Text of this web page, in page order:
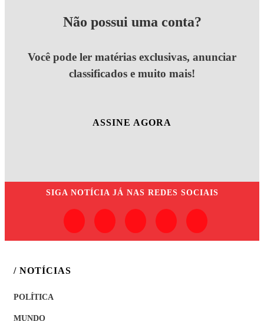
Não possui uma conta?
Você pode ler matérias exclusivas, anunciar
classificados e muito mais!
ASSINE AGORA
SIGA NOTÍCIA JÁ NAS REDES SOCIAIS
/ NOTÍCIAS
POLÍTICA
MUNDO